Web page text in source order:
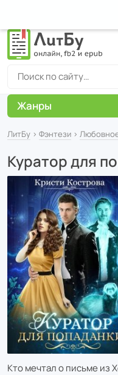
ЛитБу › Фэнтези ›
Куратор для
Кто мечтал о письме из
Жанры